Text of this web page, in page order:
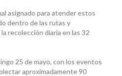
asignado para atender estos
dentro de las rutas y
recolección diaria en las 32
25 de mayo, con los eventos
aproximadamente 90